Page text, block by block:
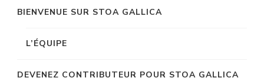
BIENVENUE SUR STOA GALLICA
L’ÉQUIPE
DEVENEZ CONTRIBUTEUR POUR STOA GALLICA